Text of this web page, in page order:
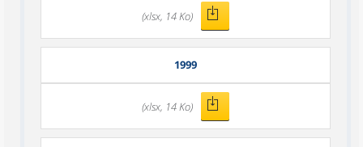
(xlsx, 14 Ko)
1999
(xlsx, 14 Ko)